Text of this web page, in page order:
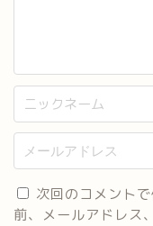
次回のコメント
前、メールアドレス